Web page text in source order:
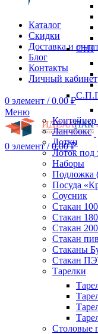
Каталог
Скидки
Доставка и
Блог
Контакты
Личный кабинет
0 элемент / 0.00₽
Меню
0 элемент / 0.00₽
СтП
Ланчбокс
Лотки
Лоток под
Наборы
Подложка
Посуда
Соусник
Стакан
Стакан
Стакан
Стакан
Стаканы
Стакан
Тарелки
Столовые